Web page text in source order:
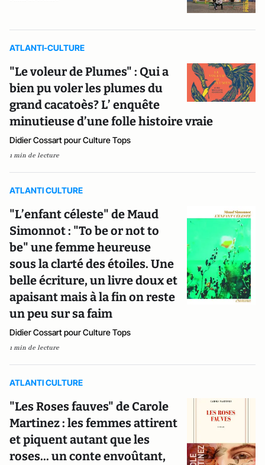
ATLANTI-CULTURE
"Le voleur de Plumes" : Qui a
bien pu voler les plumes du
grand cacatoès? L’ enquête
minutieuse d’une folle histoire vraie
Didier Cossart pour Culture Tops
1 min de lecture
ATLANTI CULTURE
"L’enfant céleste" de Maud
Simonnot : "To be or not to
be" une femme heureuse
sous la clarté des étoiles. Une
belle écriture, un livre doux et
apaisant mais à la fin on reste
un peu sur sa faim
Didier Cossart pour Culture Tops
1 min de lecture
ATLANTI CULTURE
"Les Roses fauves" de Carole
Martinez : les femmes attirent
et piquent autant que les
roses... un conte envoûtant,